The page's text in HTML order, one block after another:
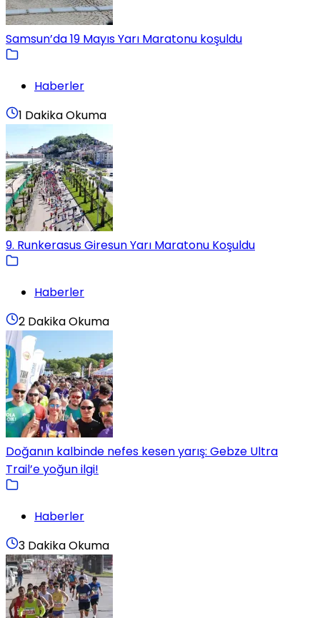
Samsun’da 19 Mayıs Yarı Maratonu koşuldu
Haberler
1 Dakika Okuma
9. Runkerasus Giresun Yarı Maratonu Koşuldu
Haberler
2 Dakika Okuma
Doğanın kalbinde nefes kesen yarış: Gebze Ultra
Trail’e yoğun ilgi!
Haberler
3 Dakika Okuma